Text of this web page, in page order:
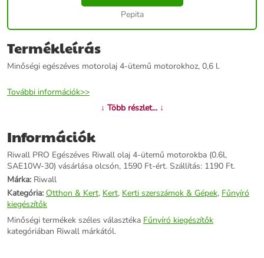
Pepita
Termékleírás
Minőségi egészéves motorolaj 4-ütemű motorokhoz, 0,6 l.
További információk>>
↓ Több részlet... ↓
Információk
Riwall PRO Egészéves Riwall olaj 4-ütemű motorokba (0.6l,
SAE10W-30) vásárlása olcsón, 1590 Ft-ért. Szállítás: 1190 Ft.
Márka: Riwall
Kategória: Otthon & Kert, Kert, Kerti szerszámok & Gépek, Fűnyíró
kiegészítők
Minőségi termékek széles választéka Fűnyíró kiegészítők
kategóriában Riwall márkától.